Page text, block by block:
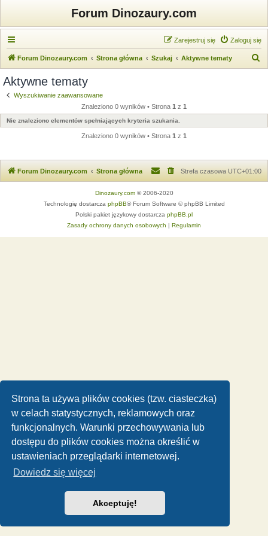
Strona ta używa plików cookies (tzw. ciasteczka)
w celach statystycznych, reklamowych oraz
funkcjonalnych. Warunki przechowywania lub
dostępu do plików cookies można określić w
ustawieniach przeglądarki internetowej.
Dowiedz się więcej
Akceptuję!
Forum Dinozaury.com
Zaloguj się
Zarejestruj się
Forum Dinozaury.com Strona główna Szukaj Aktywne tematy
a
j
Aktywne tematy
Wyszukiwanie zaawansowane
Znaleziono 0 wyników • Strona 1 z 1
Nie znaleziono elementów spełniających kryteria szukania.
Znaleziono 0 wyników • Strona 1 z 1
Forum Dinozaury.com Strona główna Strefa czasowa UTC+01:00
Dinozaury.com© 2006-2020
Technologię dostarcza phpBB® Forum Software © phpBB Limited
Polski pakiet językowy dostarcza phpBB.pl
Zasady ochrony danych osobowych | Regulamin